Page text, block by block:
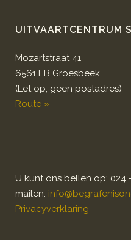
UITVAARTCENTRUM
Mozartstraat 41
6561 EB Groesbeek
(Let op, geen postadres)
Route »
U kunt ons bellen op: 024
mailen:
Privacyverklaring